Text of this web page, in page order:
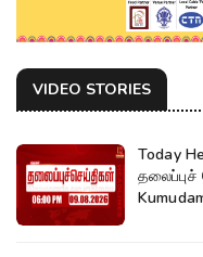
VIDEO STORIES
Today